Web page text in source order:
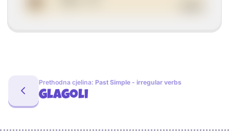
Prethodna cjelina: Past Simple - irregular verbs
Glagoli